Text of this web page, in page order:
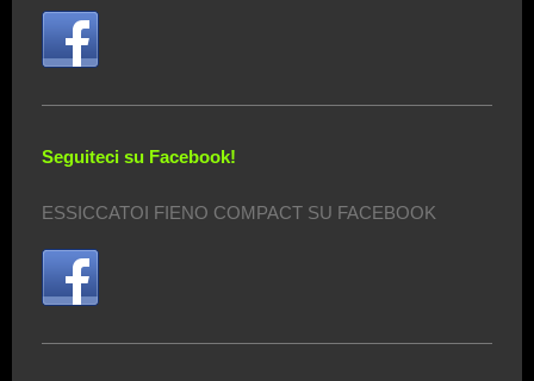
Seguiteci su Facebook!
ESSICCATOI FIENO COMPACT SU FACEBOOK